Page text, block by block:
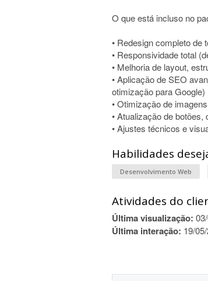
O que está incluso no
• Redesign completo de
• Responsividade total
• Melhoria de layout,
• Aplicação de SEO
otimização para Google)
• Otimização de
• Atualização de
• Ajustes técnicos e
Habilidades
Desenvolvimento Web
Atividades do
Última visualização:
Última interação: 19/